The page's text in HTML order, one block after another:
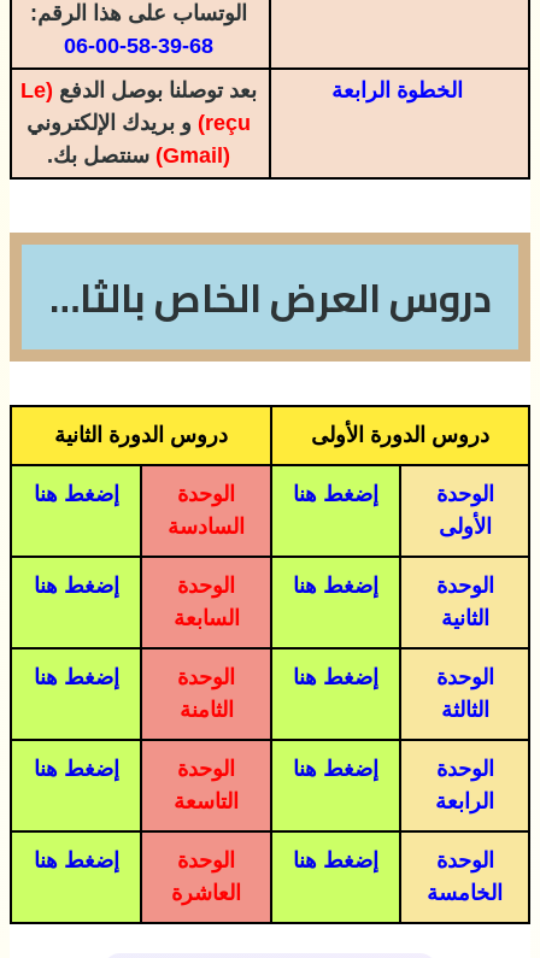
الوتساب على هذا الرقم:
06-00-58-39-68
الخطوة الرابعة
بعد توصلنا بوصل الدفع
(Le
reçu) و بريدك الإلكتروني
(Gmail)
سنتصل بك.
دروس العرض الخاص بالثانية بكالوريا
دروس الدورة الأولى دروس الدورة الثانية
الوحدة
الأولى
إضغط هنا
الوحدة
السادسة
إضغط هنا
الوحدة
الثانية
إضغط هنا
الوحدة
السابعة
إضغط هنا
الوحدة
الثالثة
إضغط هنا
الوحدة
الثامنة
إضغط هنا
الوحدة
الرابعة
إضغط هنا
الوحدة
التاسعة
إضغط هنا
الوحدة
الخامسة
إضغط هنا
الوحدة
العاشرة
إضغط هنا